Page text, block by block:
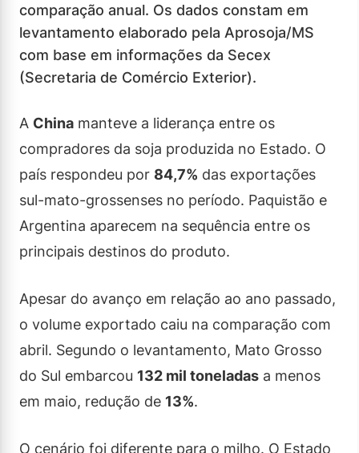
comparação anual. Os dados constam em
levantamento elaborado pela Aprosoja/MS
com base em informações da Secex
(Secretaria de Comércio Exterior).
A China manteve a liderança entre os
compradores da soja produzida no Estado. O
país respondeu por 84,7% das exportações
sul-mato-grossenses no período. Paquistão e
Argentina aparecem na sequência entre os
principais destinos do produto.
Apesar do avanço em relação ao ano passado,
o volume exportado caiu na comparação com
abril. Segundo o levantamento, Mato Grosso
do Sul embarcou 132 mil toneladas a menos
em maio, redução de 13%.
O cenário foi diferente para o milho. O Estado